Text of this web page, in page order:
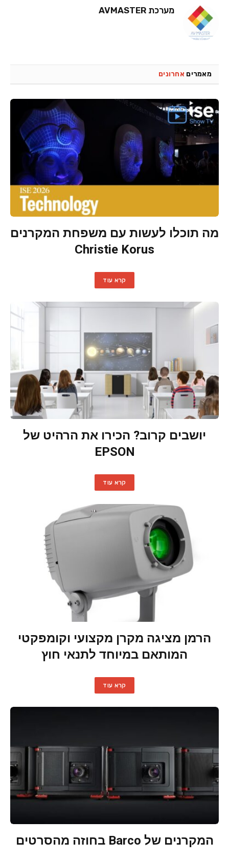
מערכת AVMASTER
מאמרים אחרונים
מה תוכלו לעשות עם משפחת המקרנים
Christie Korus
קרא עוד
יושבים קרוב? הכירו את הרהיט של
EPSON
קרא עוד
הרמן מציגה מקרן מקצועי וקומפקטי
המותאם במיוחד לתנאי חוץ
קרא עוד
המקרנים של Barco בחוזה מהסרטים